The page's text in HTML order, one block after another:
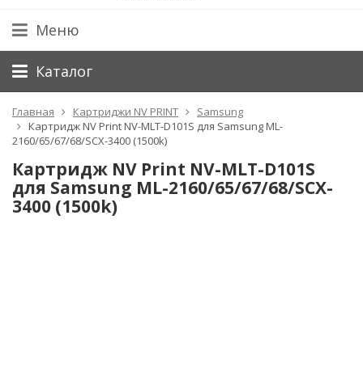
Меню
Каталог
Главная Картриджи NV PRINT
Samsung
Картридж NV Print NV-MLT-D101S для Samsung ML-
2160/65/67/68/SCX-3400 (1500k)
Картридж NV Print NV-MLT-D101S
для Samsung ML-2160/65/67/68/SCX-
3400 (1500k)